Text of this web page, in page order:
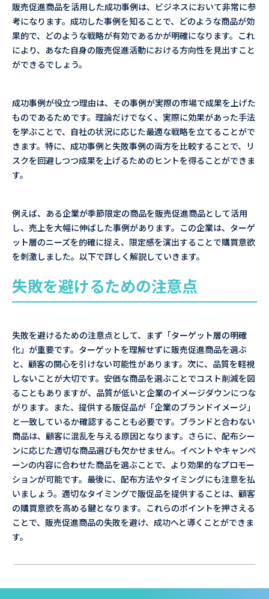
販売促進商品を活用した成功事例は、ビジネスにおいて非常に参
考になります。成功した事例を知ることで、どのような商品が効
果的で、どのような戦略が有効であるかが明確になります。これ
により、あなた自身の販売促進活動における方向性を見出すこと
ができるでしょう。
成功事例が役立つ理由は、その事例が実際の市場で成果を上げた
ものであるためです。理論だけでなく、実際に効果があった手法
を学ぶことで、自社の状況に応じた最適な戦略を立てることがで
きます。特に、成功事例と失敗事例の両方を比較することで、リ
スクを回避しつつ成果を上げるためのヒントを得ることができま
す。
例えば、ある企業が季節限定の商品を販売促進商品として活用
し、売上を大幅に伸ばした事例があります。この企業は、ターゲ
ット層のニーズを的確に捉え、限定感を演出することで購買意欲
を刺激しました。以下で詳しく解説していきます。
失敗を避けるための注意点
失敗を避けるための注意点として、まず「ターゲット層の明確
化」が重要です。ターゲットを理解せずに販売促進商品を選ぶ
と、顧客の関心を引けない可能性があります。次に、品質を軽視
しないことが大切です。安価な商品を選ぶことでコスト削減を図
ることもありますが、品質が低いと企業のイメージダウンにつな
がります。また、提供する販促品が「企業のブランドイメージ」
と一致しているか確認することも必要です。ブランドと合わない
商品は、顧客に混乱を与える原因となります。さらに、配布シー
ンに応じた適切な商品選びも欠かせません。イベントやキャンペ
ーンの内容に合わせた商品を選ぶことで、より効果的なプロモー
ションが可能です。最後に、配布方法やタイミングにも注意を払
いましょう。適切なタイミングで販促品を提供することは、顧客
の購買意欲を高める鍵となります。これらのポイントを押さえる
ことで、販売促進商品の失敗を避け、成功へと導くことができま
す。